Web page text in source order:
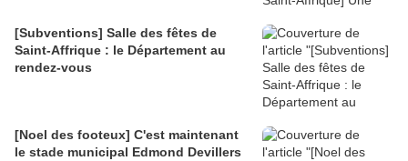
[Subventions] Salle des fêtes de
Saint-Affrique : le Département au
rendez-vous
[Noel des footeux] C'est maintenant
le stade municipal Edmond Devillers